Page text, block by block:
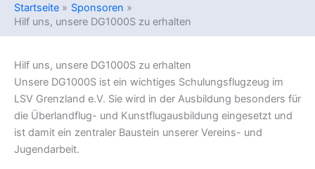
Startseite
Sponsoren
Hilf uns, unsere DG1000S zu erhalten
Hilf uns, unsere DG1000S zu erhalten
Unsere DG1000S ist ein wichtiges Schulungsflugzeug im
LSV Grenzland e.V. Sie wird in der Ausbildung besonders für
die Überlandflug- und Kunstflugausbildung eingesetzt und
ist damit ein zentraler Baustein unserer Vereins- und
Jugendarbeit.